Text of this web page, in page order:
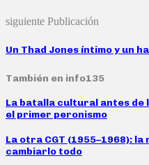
siguiente Publicación
Un Thad Jones íntimo y un
También en info135
La batalla cultural antes de
el primer peronismo
La otra CGT (1955–1968):
cambiarlo todo